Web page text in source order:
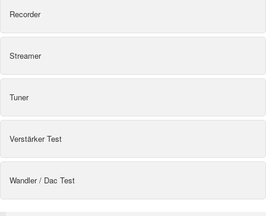
Recorder
Streamer
Tuner
Verstärker Test
Wandler / Dac Test